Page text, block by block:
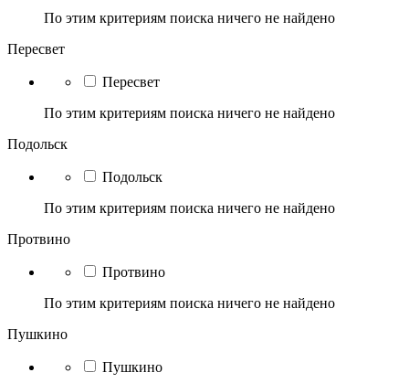
По этим критериям поиска ничего не найдено
Пересвет
Пересвет
По этим критериям поиска ничего не найдено
Подольск
Подольск
По этим критериям поиска ничего не найдено
Протвино
Протвино
По этим критериям поиска ничего не найдено
Пушкино
Пушкино